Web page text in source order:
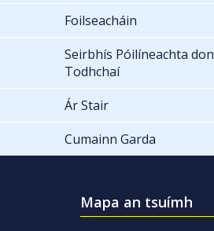
Foilseacháin
Seirbhís Póilíneachta don
Todhchaí
Ár Stair
Cumainn Garda
Mapa an tsuímh